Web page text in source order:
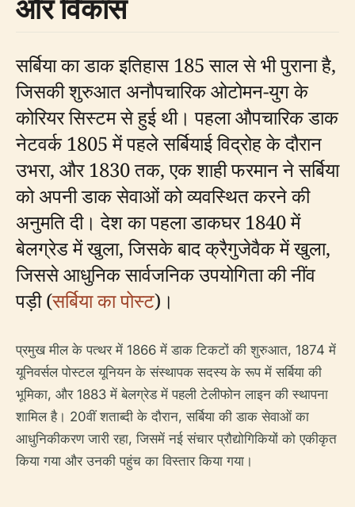
और विकास
सर्बिया का डाक इतिहास 185 साल से भी पुराना है,
जिसकी शुरुआत अनौपचारिक ओटोमन-युग के
कोरियर सिस्टम से हुई थी। पहला औपचारिक डाक
नेटवर्क 1805 में पहले सर्बियाई विद्रोह के दौरान
उभरा, और 1830 तक, एक शाही फरमान ने सर्बिया
को अपनी डाक सेवाओं को व्यवस्थित करने की
अनुमति दी। देश का पहला डाकघर 1840 में
बेलग्रेड में खुला, जिसके बाद क्रैगुजेवैक में खुला,
जिससे आधुनिक सार्वजनिक उपयोगिता की नींव
पड़ी (सर्बिया का पोस्ट)।
प्रमुख मील के पत्थर में 1866 में डाक टिकटों की शुरुआत, 1874 में
यूनिवर्सल पोस्टल यूनियन के संस्थापक सदस्य के रूप में सर्बिया की
भूमिका, और 1883 में बेलग्रेड में पहली टेलीफोन लाइन की स्थापना
शामिल है। 20वीं शताब्दी के दौरान, सर्बिया की डाक सेवाओं का
आधुनिकीकरण जारी रहा, जिसमें नई संचार प्रौद्योगिकियों को एकीकृत
किया गया और उनकी पहुंच का विस्तार किया गया।